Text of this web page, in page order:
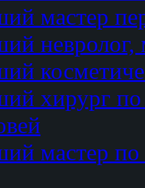
мастер
невролог,
хирург по
мастер